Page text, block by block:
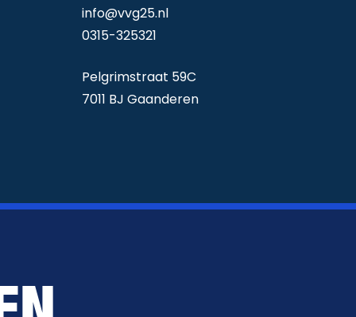
info@vvg25.nl
0315-325321
Pelgrimstraat 59C
7011 BJ Gaanderen